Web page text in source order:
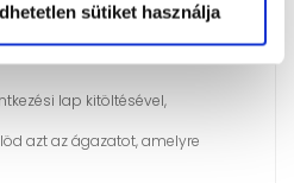
sütiket használja
lap kitöltésével,
azt az ágazatot, amelyre